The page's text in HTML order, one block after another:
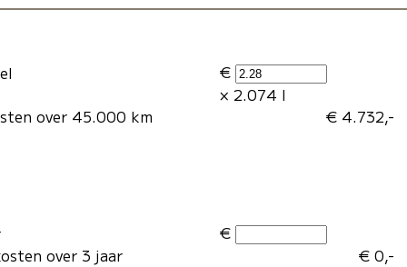
over 45.000 km
€
× 2.074 l
€ 4.732,-
over 3 jaar
€
€ 0,-